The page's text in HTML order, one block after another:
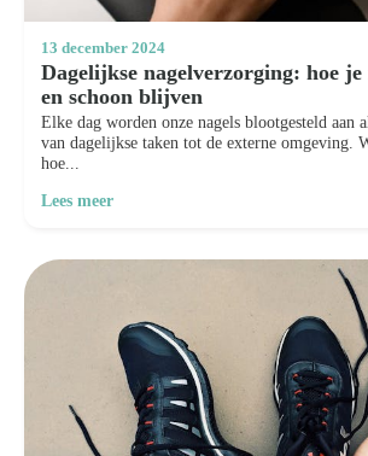
13 december 2024
Dagelijkse nagelverzorging: hoe je
en schoon blijven
Elke dag worden onze nagels blootgesteld aan
van dagelijkse taken tot de externe omgeving.
hoe...
Lees meer